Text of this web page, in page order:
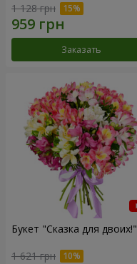
1 128 грн
Заказать
Букет "Сказка для двоих!"
1 621 грн